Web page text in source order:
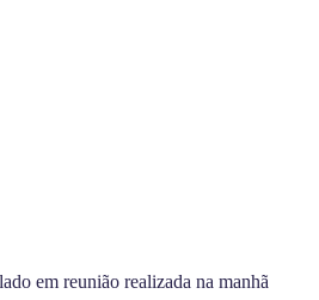
em reunião realizada na manhã